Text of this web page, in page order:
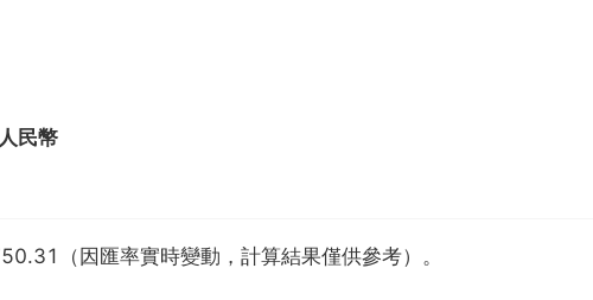
民幣
（因匯率實時變動，計算結果僅供參考）。